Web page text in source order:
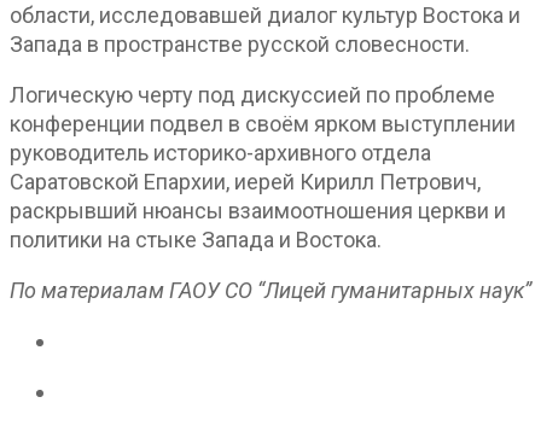
области, исследовавшей диалог культур Востока и
Запада в пространстве русской словесности.
Логическую черту под дискуссией по проблеме
конференции подвел в своём ярком выступлении
руководитель историко-архивного отдела
Саратовской Епархии, иерей Кирилл Петрович,
раскрывший нюансы взаимоотношения церкви и
политики на стыке Запада и Востока.
По материалам ГАОУ СО “Лицей гуманитарных наук”